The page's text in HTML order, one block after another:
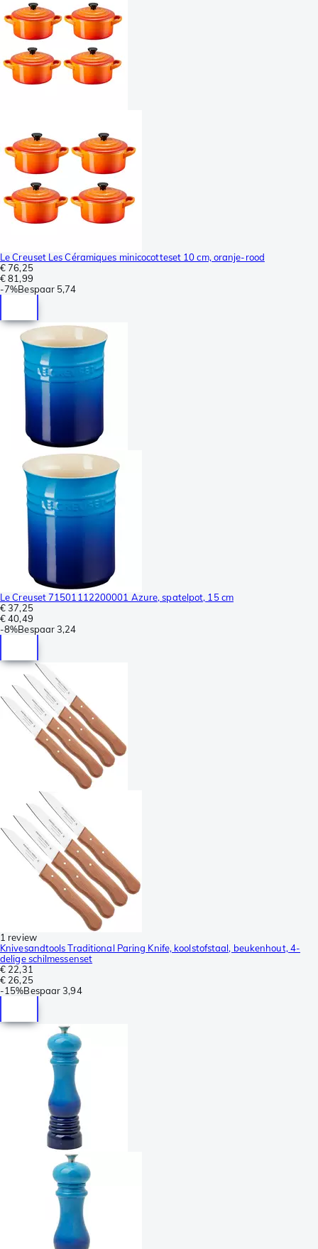
Le Creuset Les Céramiques minicocotteset 10 cm, oranje-rood
€ 76,25
€ 81,99
-7%Bespaar 5,74
Le Creuset 71501112200001 Azure, spatelpot, 15 cm
€ 37,25
€ 40,49
-8%Bespaar3,24
1 review
Knivesandtools Traditional Paring Knife, koolstofstaal, beukenhout, 4-
delige schilmessenset
€ 22,31
€ 26,25
-15%Bespaar 3,94